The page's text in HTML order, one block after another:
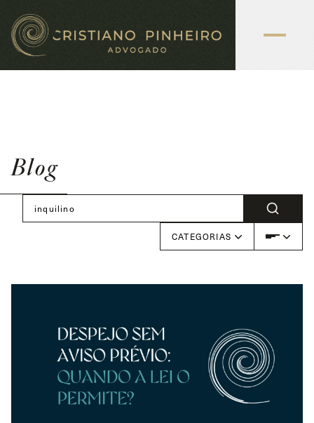
Blog
CATEGORIAS